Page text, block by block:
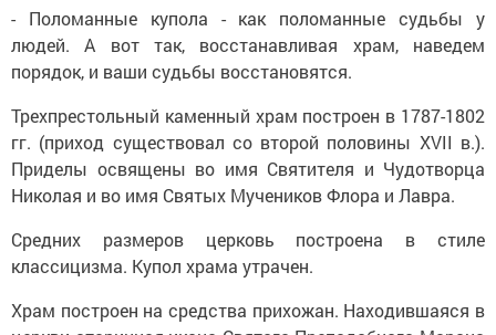
- Поломанные купола - как поломанные судьбы у
людей. А вот так, восстанавливая храм, наведем
порядок, и ваши судьбы восстановятся.
Трехпрестольный каменный храм построен в 1787-1802
гг. (приход существовал со второй половины XVII в.).
Приделы освящены во имя Святителя и Чудотворца
Николая и во имя Святых Мучеников Флора и Лавра.
Средних размеров церковь построена в стиле
классицизма. Купол храма утрачен.
Храм построен на средства прихожан. Находившаяся в